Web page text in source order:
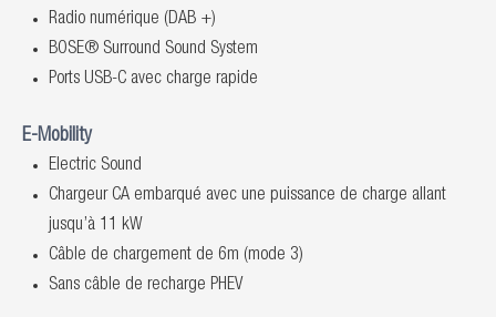
Radio numérique (DAB +)
BOSE® Surround Sound System
Ports USB-C avec charge rapide
E-Mobility
Electric Sound
Chargeur CA embarqué avec une puissance de charge allant
jusqu’à 11 kW
Câble de chargement de 6m (mode 3)
Sans câble de recharge PHEV